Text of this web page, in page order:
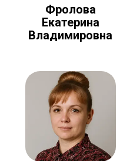
Фролова
Екатерина
Владимировна